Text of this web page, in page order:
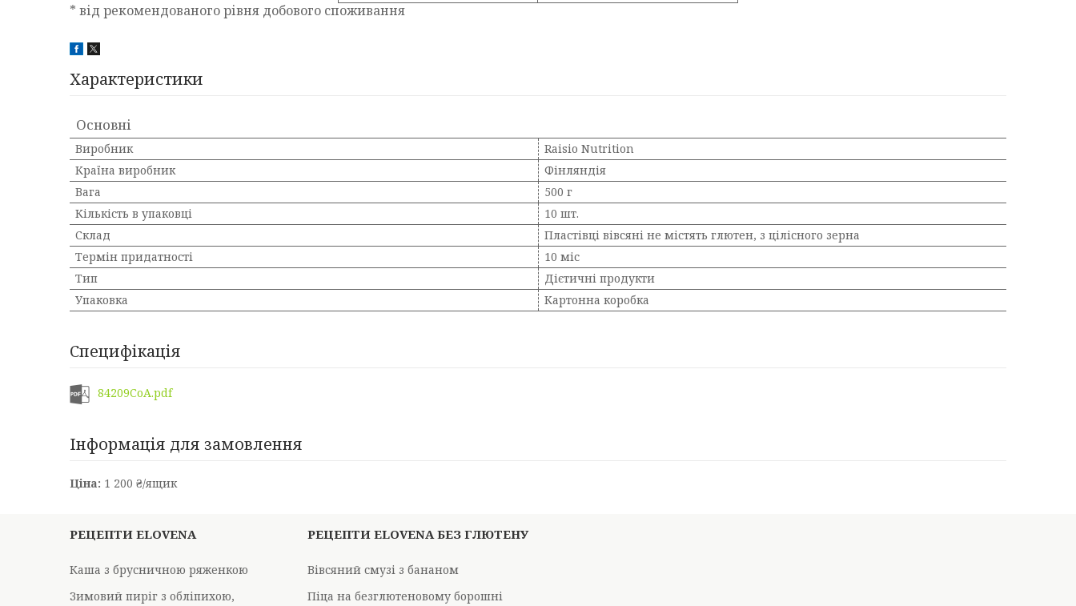
* від рекомендованого рівня добового споживання
Характеристики
Основні
Виробник
Raisio Nutrition
Країна виробник
Фінляндія
Вага
500 г
Кількість в упаковці
10 шт.
Склад
Пластівці вівсяні не містять глютен, з цілісного зерна
Термін придатності
10 міс
Тип
Дієтичні продукти
Упаковка
Картонна коробка
Специфікація
84209CoA.pdf
Інформація для замовлення
Ціна: 1 200 ₴/ящик
РЕЦЕПТИ ELOVENA
Каша з брусничною ряженкою
Зимовий пиріг з обліпихою,
РЕЦЕПТИ ELOVENA БЕЗ ГЛЮТЕНУ
Вівсяний смузі з бананом
Піца на безглютеновому борошні